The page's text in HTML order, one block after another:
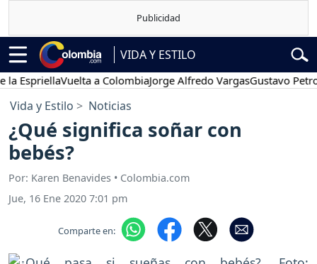
VIDA Y ESTILO
Vuelta a ColombiaJorge Alfredo VargasGustavo Petro
Vida y Estilo Noticias
¿Qué significa soñar con
bebés?
Por: Karen Benavides • Colombia.com
Jue, 16 Ene 2020 7:01 pm
Comparte en: